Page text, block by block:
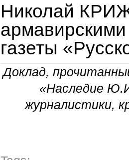
Николай
газеты
Доклад,
«Наследие
журналистики,